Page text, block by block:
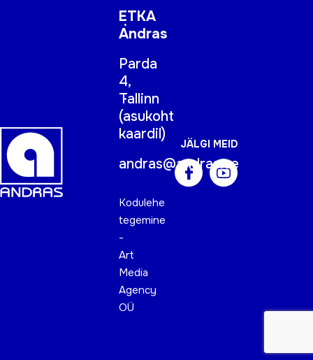
ETKA
Andras
Parda
4,
Tallinn
(asukoht
kaardil)
andras@andras.ee
Kodulehe
tegemine
-
Art
Media
Agency
OÜ
JÄLGI MEID